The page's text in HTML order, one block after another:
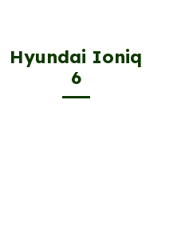
Hyundai Ioniq
6